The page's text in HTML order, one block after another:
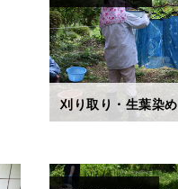
刈り取り・生葉染め